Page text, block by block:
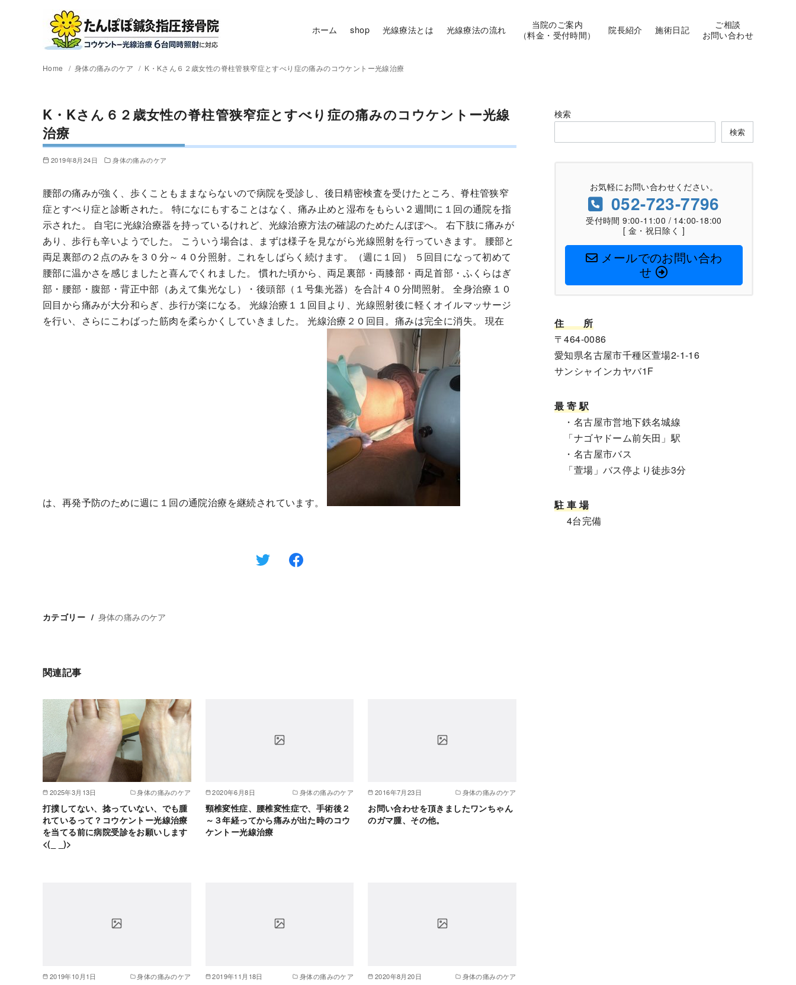
ホーム shop 光線療法とは 光線療法の流れ
当院のご案内
（料金・受付時間）
院長紹介 施術日記
ご相談
お問い合わせ
Home 身体の痛みのケア K・Kさん６２歳女性の脊柱管狭窄症とすべり症の痛みのコウケントー光線治療
K・Kさん６２歳女性の脊柱管狭窄症とすべり症の痛みのコウケントー光線
治療
2019年8月24日 身体の痛みのケア
腰部の痛みが強く、歩くこともままならないので病院を受診し、後日精密検査を受けたところ、脊柱管狭窄
症とすべり症と診断された。 特になにもすることはなく、痛み止めと湿布をもらい２週間に１回の通院を指
示された。 自宅に光線治療器を持っているけれど、光線治療方法の確認のためたんぽぽへ。 右下肢に痛みが
あり、歩行も辛いようでした。 こういう場合は、まずは様子を見ながら光線照射を行っていきます。 腰部と
両足裏部の２点のみを３０分～４０分照射。これをしばらく続けます。（週に１回） ５回目になって初めて
腰部に温かさを感じましたと喜んでくれました。 慣れた頃から、両足裏部・両膝部・両足首部・ふくらはぎ
部・腰部・腹部・背正中部（あえて集光なし）・後頭部（１号集光器）を合計４０分間照射。 全身治療１０
回目から痛みが大分和らぎ、歩行が楽になる。 光線治療１１回目より、光線照射後に軽くオイルマッサージ
を行い、さらにこわばった筋肉を柔らかくしていきました。 光線治療２０回目。痛みは完全に消失。 現在
は、再発予防のために週に１回の通院治療を継続されています。
カテゴリー 身体の痛みのケア
関連記事
2025年3月13日 身体の痛みのケア
打撲してない、捻っていない、でも腫
れているって？コウケントー光線治療
を当てる前に病院受診をお願いします
<(_ _)>
2020年6月8日 身体の痛みのケア
頸椎変性症、腰椎変性症で、手術後２
～３年経ってから痛みが出た時のコウ
ケントー光線治療
2016年7月23日 身体の痛みのケア
お問い合わせを頂きましたワンちゃん
のガマ腫、その他。
2019年10月1日 身体の痛みのケア 2019年11月18日 身体の痛みのケア 2020年8月20日 身体の痛みのケア
検索
検索
お気軽にお問い合わせください。
052-723-7796
受付時間 9:00-11:00 / 14:00-18:00
[ 金・祝日除く ]
メールでのお問い合わ
せ
住
所
〒464-0086
愛知県名古屋市千種区萱場2-1-16
サンシャインカヤバ1F
最 寄 駅
・名古屋市営地下鉄名城線
「ナゴヤドーム前矢田」駅
・名古屋市バス
「萱場」バス停より徒歩3分
駐 車 場
4台完備